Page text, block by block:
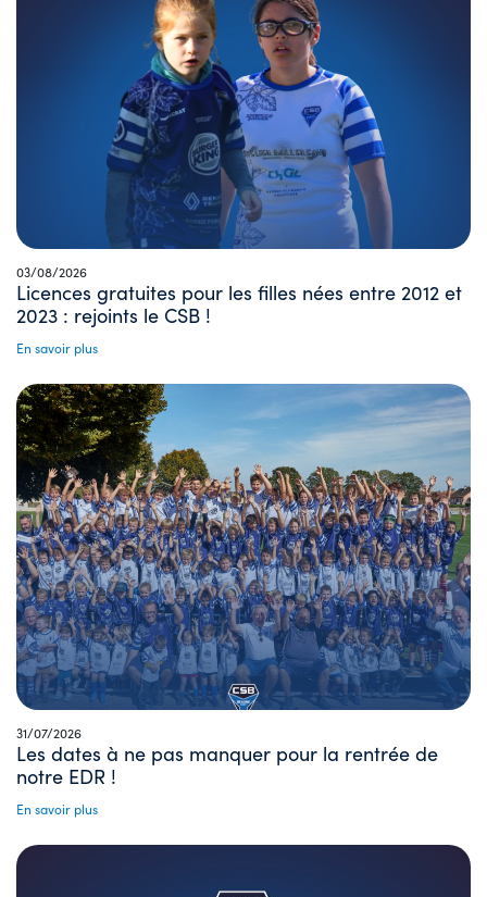
03/08/2026
Licences gratuites pour les filles nées entre 2012 et
2023 : rejoints le CSB !
En savoir plus
31/07/2026
Les dates à ne pas manquer pour la rentrée de
notre EDR !
En savoir plus